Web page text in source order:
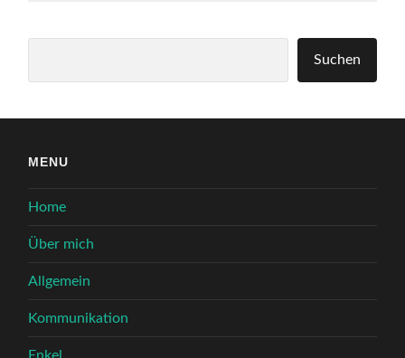
Suchen
MENU
Home
Über mich
Allgemein
Kommunikation
Enkel